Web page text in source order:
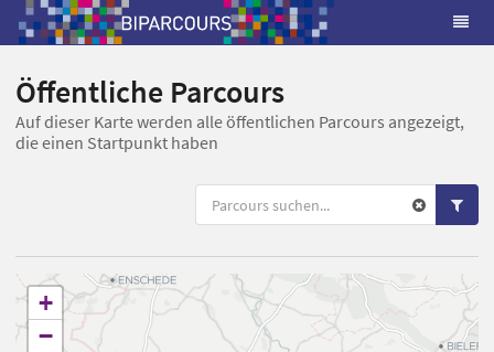
Öffentliche Parcours
Auf dieser Karte werden alle öffentlichen Parcours angezeigt,
die einen Startpunkt haben
+
−